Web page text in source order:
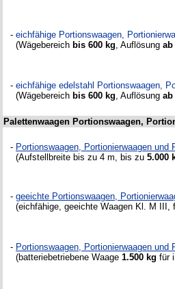
- eichfähige Portionswaagen,
(Wägebereich bis 600 kg, Auflösung ab
- eichfähige edelstahl Portionswaagen,
(Wägebereich bis 600 kg, Auflösung ab
Palettenwaagen Portionswaagen,
- Portionswaagen, Portionierwaagen und
(Aufstellbreite bis zu 4 m, bis zu 5.000
- geeichte Portionswaagen,
(eichfähige, geeichte Waagen Kl. M III,
- Portionswaagen, Portionierwaagen und
(batteriebetriebene Waage 1.500 kg für